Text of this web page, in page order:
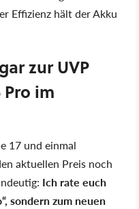
Effizienz hält der Akku
zur UVP
im
17 und einmal
aktuellen Preis noch
Ich rate euch
sondern zum neuen